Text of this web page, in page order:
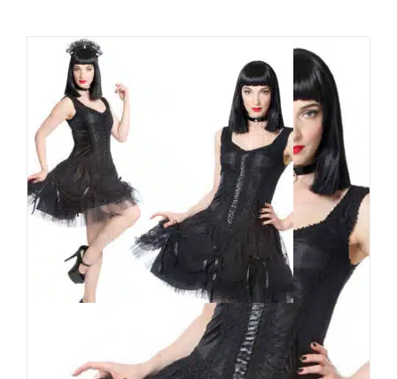
Sinister Minikleid Gothic
Flower